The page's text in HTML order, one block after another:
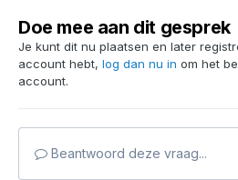
Doe mee aan dit gesprek
Je kunt dit nu plaatsen en later
account hebt, log dan nu in om het
account.
Beantwoord deze vraag...